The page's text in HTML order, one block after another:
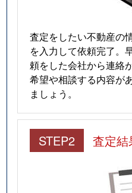
査定をしたい不動産の
を入力して依頼完了。
頼をした会社から連絡
希望や相談する内容が
ましょう。
STEP2 査定結